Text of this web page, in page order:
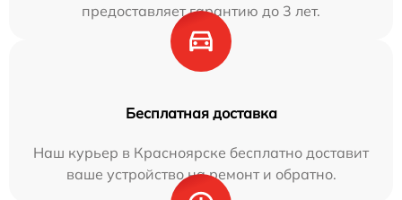
предоставляет гарантию до 3 лет.
Бесплатная доставка
Наш курьер в Красноярске бесплатно доставит
ваше устройство на ремонт и обратно.